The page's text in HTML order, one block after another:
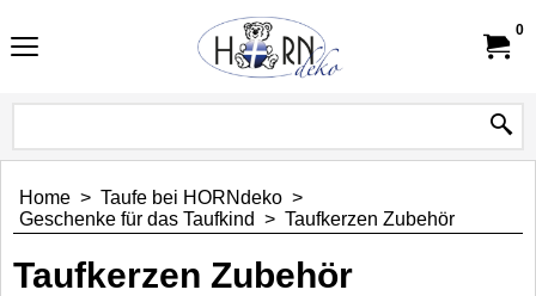
0
Home > Taufe bei HORNdeko >
Geschenke für das Taufkind > Taufkerzen Zubehör
Taufkerzen Zubehör